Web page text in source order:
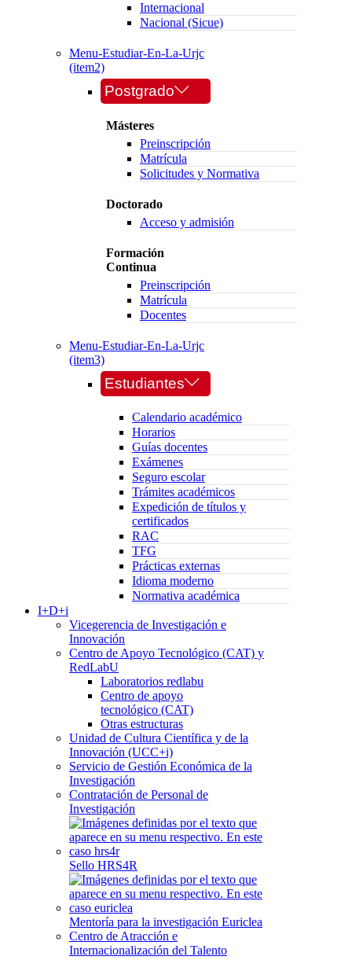
Internacional
Nacional (Sicue)
Menu-Estudiar-En-La-Urjc
(item2)
Postgrado
Másteres
Preinscripción
Matrícula
Solicitudes y Normativa
Doctorado
Acceso y admisión
Formación
Continua
Preinscripción
Matrícula
Docentes
Menu-Estudiar-En-La-Urjc
(item3)
Estudiantes
Calendario académico
Horarios
Guías docentes
Exámenes
Seguro escolar
Trámites académicos
Expedición de títulos y
certificados
RAC
TFG
Prácticas externas
Idioma moderno
Normativa académica
I+D+i
Vicegerencia de Investigación e
Innovación
Centro de Apoyo Tecnológico (CAT) y
RedLabU
Laboratorios redlabu
Centro de apoyo
tecnológico (CAT)
Otras estructuras
Unidad de Cultura Científica y de la
Innovación (UCC+i)
Servicio de Gestión Económica de la
Investigación
Contratación de Personal de
Investigación
Sello HRS4R
Mentoría para la investigación Euriclea
Centro de Atracción e
Internacionalización del Talento